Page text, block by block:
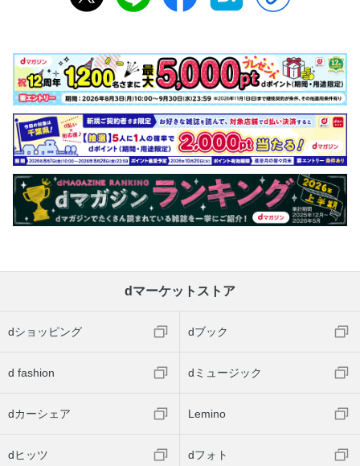
dマーケットストア
dショッピング dブック
d fashion dミュージック
dカーシェア Lemino
dヒッツ dフォト